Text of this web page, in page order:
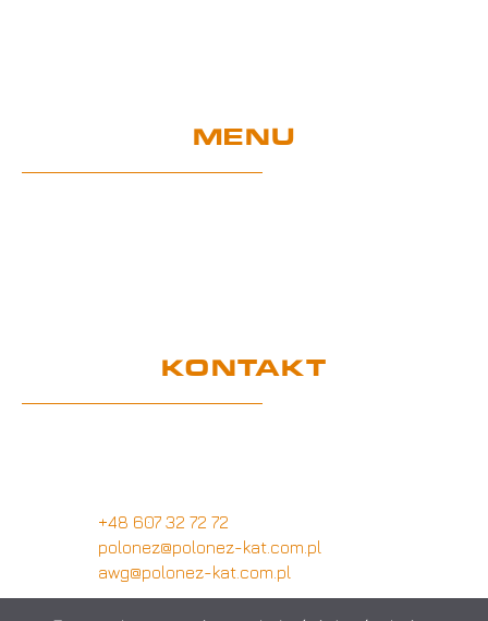
MENU
KONTAKT
+48 607 32 72 72
polonez@polonez-kat.com.pl
awg@polonez-kat.com.pl